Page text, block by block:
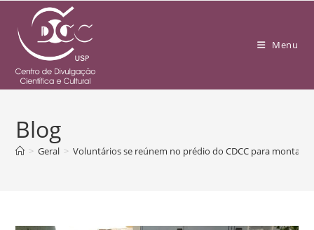
Menu
Blog
> Geral > Voluntários se reúnem no prédio do CDCC para montar